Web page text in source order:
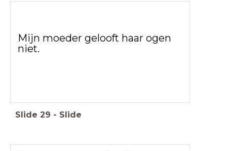
Mijn moeder gelooft haar ogen
niet.
Slide 29 - Slide